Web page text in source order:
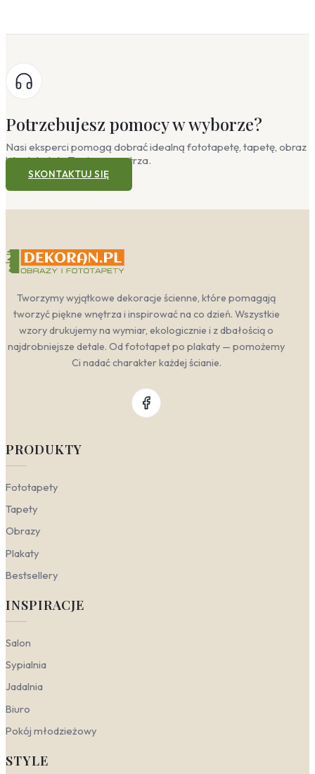
Potrzebujesz pomocy w wyborze?
Nasi eksperci pomogą dobrać idealną fototapetę, tapetę, obraz
lub plakat do Twojego wnętrza.
SKONTAKTUJ SIĘ
Tworzymy wyjątkowe dekoracje ścienne, które pomagają
tworzyć piękne wnętrza i inspirować na co dzień. Wszystkie
wzory drukujemy na wymiar, ekologicznie i z dbałością o
najdrobniejsze detale. Od fototapet po plakaty — pomożemy
Ci nadać charakter każdej ścianie.
PRODUKTY
Fototapety
Tapety
Obrazy
Plakaty
Bestsellery
INSPIRACJE
Salon
Sypialnia
Jadalnia
Biuro
Pokój młodzieżowy
STYLE